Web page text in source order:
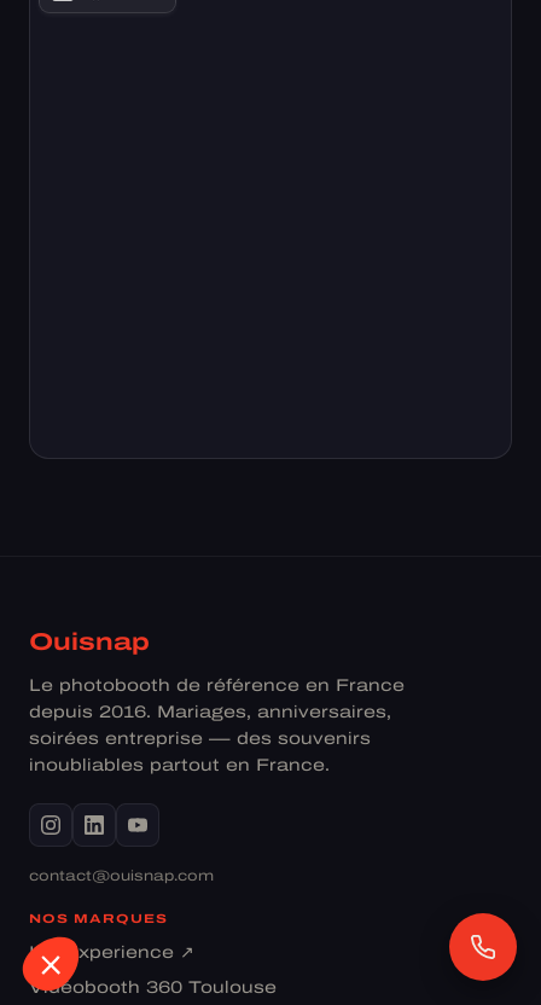
Ouisnap
Le photobooth de référence en France
depuis 2016. Mariages, anniversaires,
soirées entreprise — des souvenirs
inoubliables partout en France.
contact@ouisnap.com
NOS MARQUES
Iris Experience ↗
Vidéobooth 360 Toulouse